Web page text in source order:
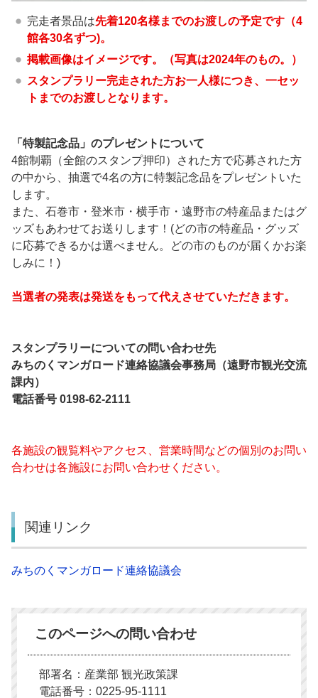
完走者景品は先着120名様までのお渡しの予定です（4
館各30名ずつ)。
掲載画像はイメージです。（写真は2024年のもの。）
スタンプラリー完走された方お一人様につき、一セッ
トまでのお渡しとなります。
「特製記念品」のプレゼントについて
4館制覇（全館のスタンプ押印）された方で応募された方
の中から、抽選で4名の方に特製記念品をプレゼントいた
します。
また、石巻市・登米市・横手市・遠野市の特産品またはグ
ッズもあわせてお送りします！(どの市の特産品・グッズ
に応募できるかは選べません。どの市のものが届くかお楽
しみに！)
当選者の発表は発送をもって代えさせていただきます。
スタンプラリーについての問い合わせ先
みちのくマンガロード連絡協議会事務局（遠野市観光交流
課内）
電話番号 0198-62-2111
各施設の観覧料やアクセス、営業時間などの個別のお問い
合わせは各施設にお問い合わせください。
関連リンク
みちのくマンガロード連絡協議会
このページへの問い合わせ
部署名：産業部 観光政策課
電話番号：0225-95-1111